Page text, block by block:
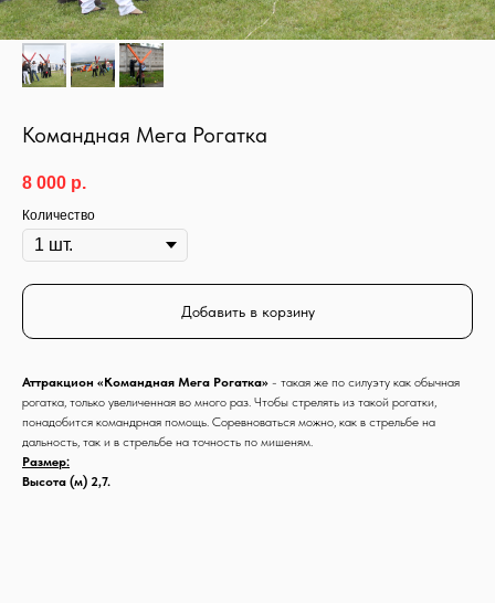
Командная Мега Рогатка
8 000 р.
Количество
Добавить в корзину
Аттракцион «Командная Мега Рогатка» - такая же по силуэту как обычная
рогатка, только увеличенная во много раз. Чтобы стрелять из такой рогатки,
понадобится командрная помощь. Соревноваться можно, как в стрельбе на
дальность, так и в стрельбе на точность по мишеням.
Размер:
Высота (м) 2,7.